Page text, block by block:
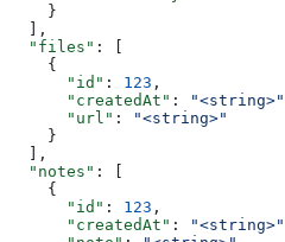
    }
  ],
  "files"
: [
    {
      "id"
: 123 ,
      "createdAt"
: "<string>"
      "url"
:
"<string>"
    }
  ],
  "notes"
: [
    {
      "id"
: 123 ,
      "createdAt"
: "<string>"